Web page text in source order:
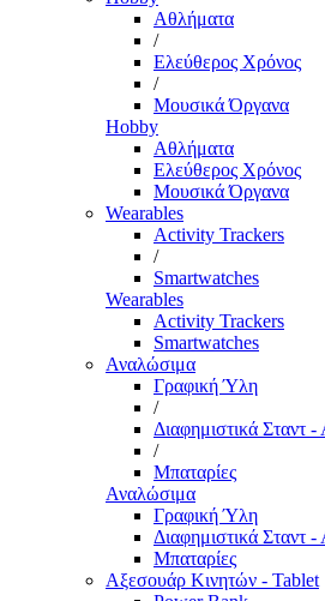
Αθλήματα
/
Ελεύθερος Χρόνος
/
Μουσικά Όργανα
Hobby
Αθλήματα
Ελεύθερος Χρόνος
Μουσικά Όργανα
Wearables
Activity Trackers
/
Smartwatches
Wearables
Activity Trackers
Smartwatches
Αναλώσιμα
Γραφική Ύλη
/
Διαφημιστικά Σταντ
/
Μπαταρίες
Αναλώσιμα
Γραφική Ύλη
Διαφημιστικά Σταντ
Μπαταρίες
Αξεσουάρ Κινητών - Tablet